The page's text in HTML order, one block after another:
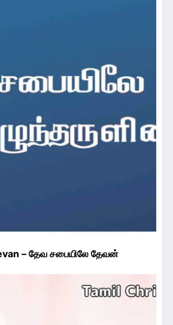
– தேவ சபையிலே தேவன்